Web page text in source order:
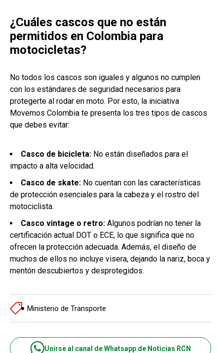
¿Cuáles cascos que no están
permitidos en Colombia para
motocicletas?
No todos los cascos son iguales y algunos no cumplen
con los estándares de seguridad necesarios para
protegerte al rodar en moto. Por esto, la iniciativa
Movemos Colombia te presenta los tres tipos de cascos
que debes evitar:
Casco de bicicleta: No están diseñados para el
impacto a alta velocidad.
Casco de skate: No cuentan con las características
de protección esenciales para la cabeza y el rostro del
motociclista.
Casco vintage o retro: Algunos podrían no tener la
certificación actual DOT o ECE, lo que significa que no
ofrecen la protección adecuada. Además, el diseño de
muchos de ellos no incluye visera, dejando la nariz, boca y
mentón descubiertos y desprotegidos.
Ministerio de Transporte
Unirse al canal de Whatsapp de Noticias RCN